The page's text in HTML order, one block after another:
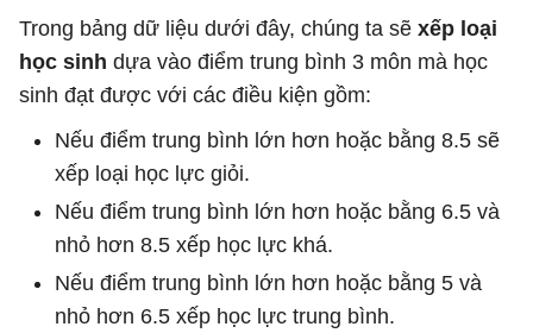
Trong bảng dữ liệu dưới đây, chúng ta sẽ xếp loại
học sinh dựa vào điểm trung bình 3 môn mà học
sinh đạt được với các điều kiện gồm:
Nếu điểm trung bình lớn hơn hoặc bằng 8.5 sẽ
xếp loại học lực giỏi.
Nếu điểm trung bình lớn hơn hoặc bằng 6.5 và
nhỏ hơn 8.5 xếp học lực khá.
Nếu điểm trung bình lớn hơn hoặc bằng 5 và
nhỏ hơn 6.5 xếp học lực trung bình.